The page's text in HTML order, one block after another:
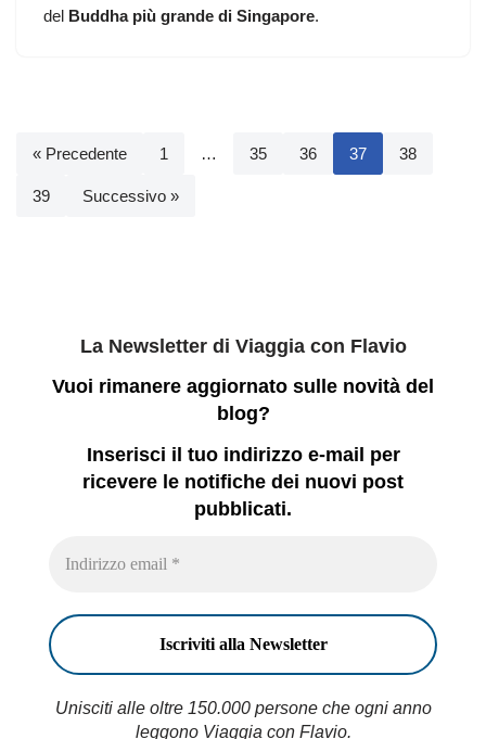
del Buddha più grande di Singapore.
« Precedente 1 … 35 36 37 38
39 Successivo »
La Newsletter di Viaggia con Flavio
Vuoi rimanere aggiornato sulle novità del
blog?
Inserisci il tuo indirizzo e-mail per
ricevere le notifiche dei nuovi post
pubblicati.
Unisciti alle oltre 150.000 persone che ogni anno
leggono Viaggia con Flavio.